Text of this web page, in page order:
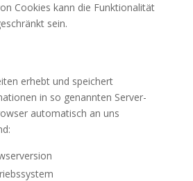
Cookies kann die Funktionalität
sein.
erhebt und speichert
in so genannten Server-
automatisch an uns